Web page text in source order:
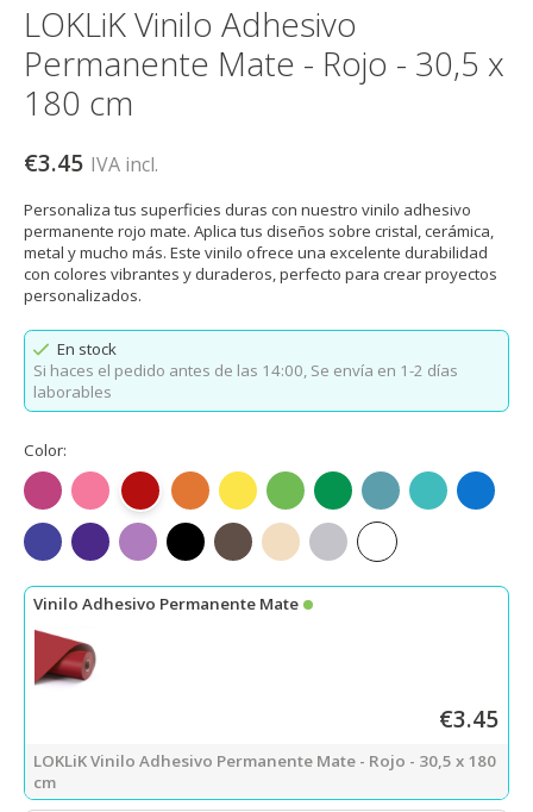
LOKLiK Vinilo Adhesivo
Permanente Mate - Rojo - 30,5 x
180 cm
€3.45 IVA incl.
Personaliza tus superficies duras con nuestro vinilo adhesivo
permanente rojo mate. Aplica tus diseños sobre cristal, cerámica,
metal y mucho más. Este vinilo ofrece una excelente durabilidad
con colores vibrantes y duraderos, perfecto para crear proyectos
personalizados.
En stock
Si haces el pedido antes de las 14:00, Se envía en 1-2 días
laborables
Color:
Fucsia mate
Rosa mateRojo mateNaranja mate
Amarillo limón mate
Verde manzana mate
Verde mate
Verde azulado
Azul Tiffany
Azul
Azul rey mate
Morado mate
Morado claro mate
Negro mate
Café oscuro mate
Beige mate
Gris claro mate
Blanco mate
Vinilo Adhesivo Permanente Mate
€3.45
LOKLiK Vinilo Adhesivo Permanente Mate - Rojo - 30,5 x 180
cm